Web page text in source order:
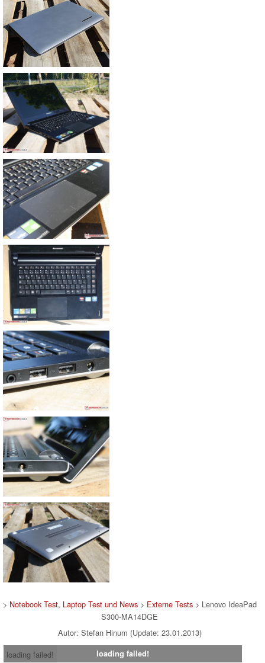
> Notebook Test, Laptop Test und News> Externe Tests> Lenovo IdeaPad
S300-MA14DGE
Autor: Stefan Hinum (Update: 23.01.2013)
loading failed!
loading failed!